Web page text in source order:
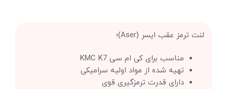
لنت ترمز عقب ایسر (Aser)؛
مناسب برای کی ام سی KMC K7
تهیه شده از مواد اولیه سرامیکی
دارای قدرت ترمزگیری قوی